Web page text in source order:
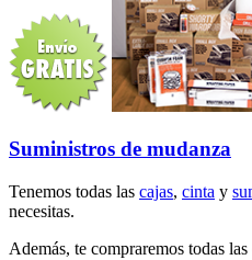
Suministros de mudanza
Tenemos todas las cajas, cinta y
necesitas.
Además, te compraremos todas las